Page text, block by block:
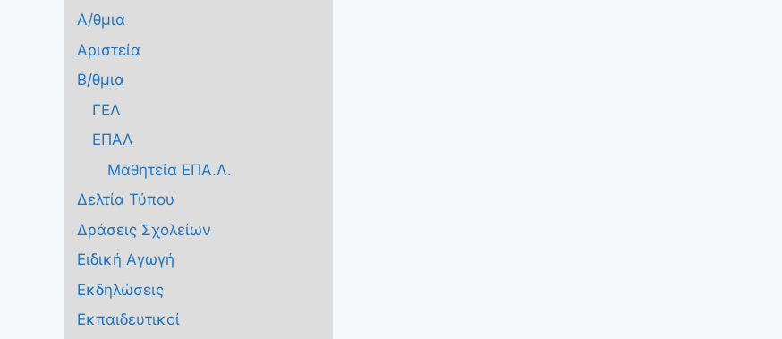
Α/θμια
Αριστεία
Β/θμια
ΓΕΛ
ΕΠΑΛ
Μαθητεία ΕΠΑ.Λ.
Δελτία Τύπου
Δράσεις Σχολείων
Ειδική Αγωγή
Εκδηλώσεις
Εκπαιδευτικοί